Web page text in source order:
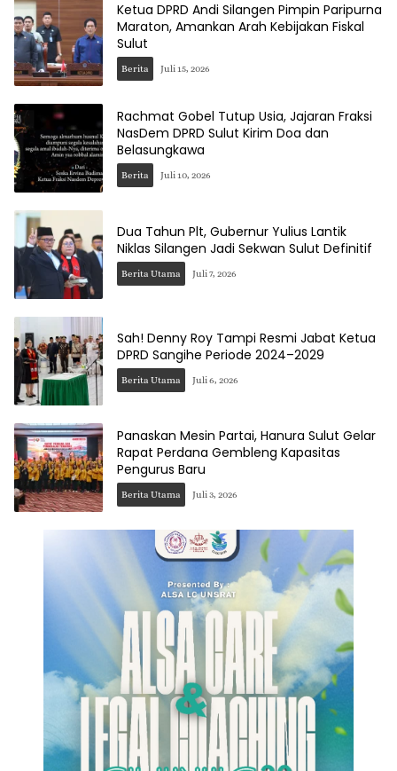
Ketua DPRD Andi Silangen Pimpin Paripurna
Maraton, Amankan Arah Kebijakan Fiskal
Sulut
Berita Juli 15, 2026
Rachmat Gobel Tutup Usia, Jajaran Fraksi
NasDem DPRD Sulut Kirim Doa dan
Belasungkawa
Berita Juli 10, 2026
Dua Tahun Plt, Gubernur Yulius Lantik
Niklas Silangen Jadi Sekwan Sulut Definitif
Berita Utama Juli 7, 2026
Sah! Denny Roy Tampi Resmi Jabat Ketua
DPRD Sangihe Periode 2024–2029
Berita Utama Juli 6, 2026
Panaskan Mesin Partai, Hanura Sulut Gelar
Rapat Perdana Gembleng Kapasitas
Pengurus Baru
Berita Utama Juli 3, 2026